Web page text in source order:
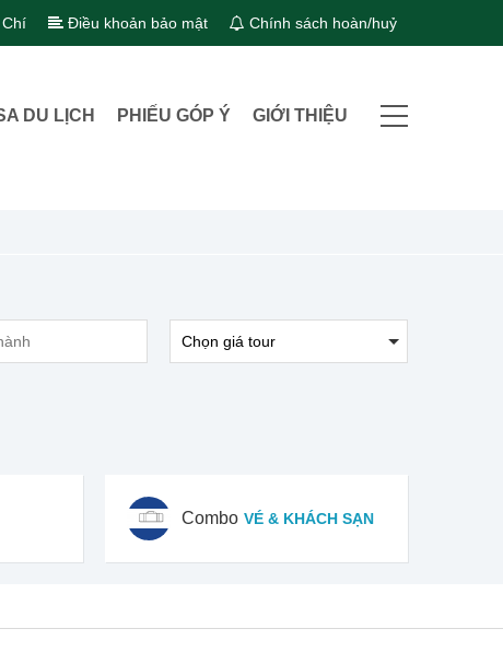
Điều khoản bảo mật Chính sách hoàn/huỷ
DU LỊCH PHIẾU GÓP Ý GIỚI THIỆU
Combo VÉ & KHÁCH SẠN